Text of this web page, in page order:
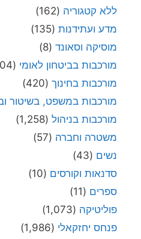
ללא קטגוריה (162)
מדע ועתידנות (135)
מוסיקה וסאונד (8)
מורכבות בביטחון לאומי (4,504)
מורכבות בחינוך (420)
מורכבות במשפט, בשיטור
מורכבות בניהול (1,258)
משטרה וחברה (57)
נשים (43)
סדנאות וקורסים (10)
ספרים (11)
פוליטיקה (1,073)
פנחס יחזקאלי (1,986)